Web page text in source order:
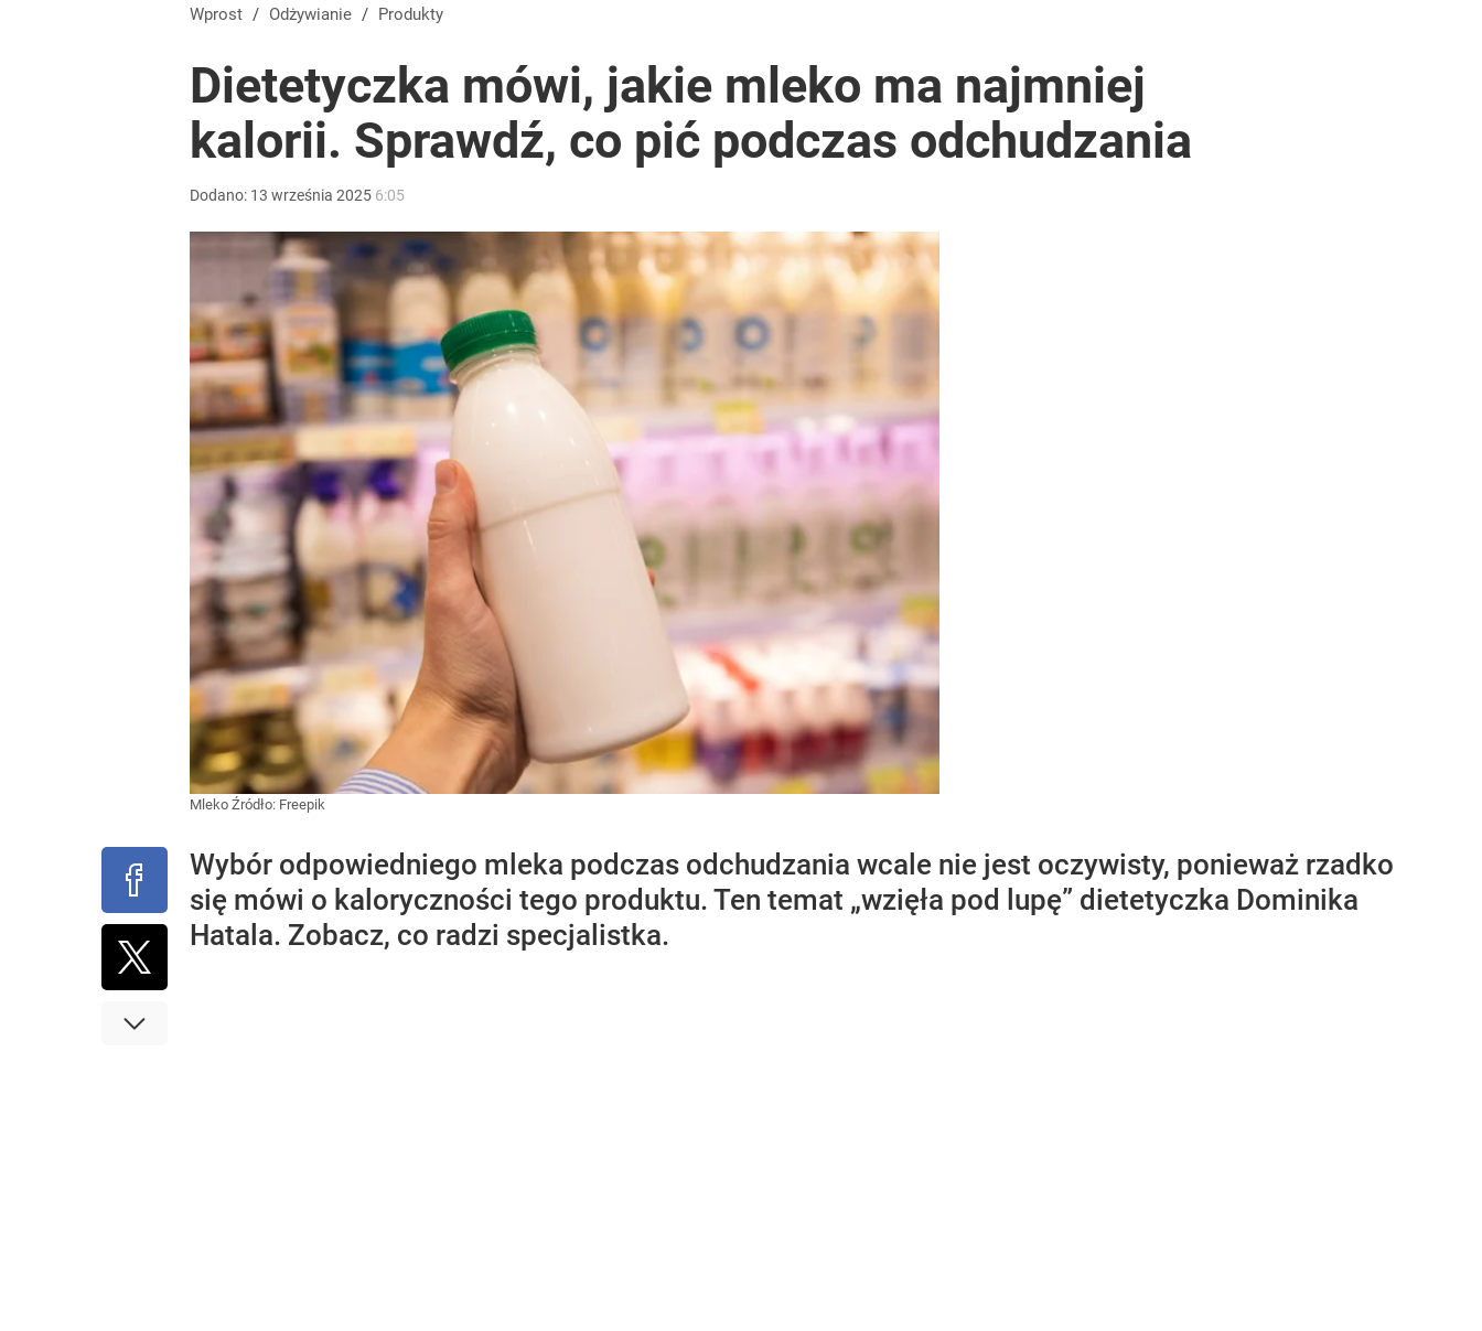
Wprost / Odżywianie / Produkty
Dietetyczka mówi, jakie mleko ma najmniej
kalorii. Sprawdź, co pić podczas odchudzania
Dodano: 13 września 2025 6:05
Mleko Źródło: Freepik
Wybór odpowiedniego mleka podczas odchudzania wcale nie jest oczywisty, ponieważ rzadko
się mówi o kaloryczności tego produktu. Ten temat „wzięła pod lupę” dietetyczka Dominika
Hatala. Zobacz, co radzi specjalistka.